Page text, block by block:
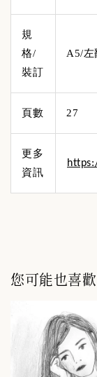
規
格/
裝訂
A5/左
頁數 27
更多
資訊
您可能也喜歡